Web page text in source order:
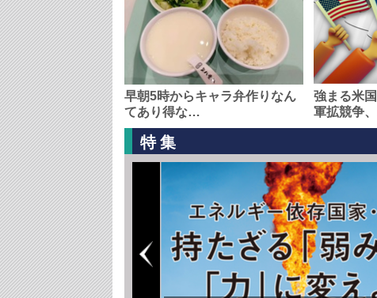
早朝5時からキャラ弁作りなん
てあり得な…
強まる米
軍拡競争
特集